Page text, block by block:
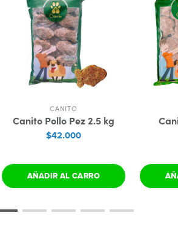
CANITO
Canito Pollo Pez 2.5 kg
$42.000
AÑADIR AL CARRO